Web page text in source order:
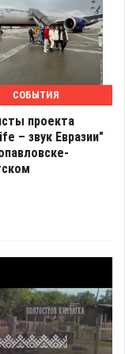
СОБЫТИЯ
проекта
– звук Евразии"